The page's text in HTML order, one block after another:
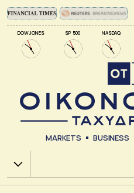
DOW JONES SP 500 NASDAQ
MARKETS BUSINESS
Χ.Α.